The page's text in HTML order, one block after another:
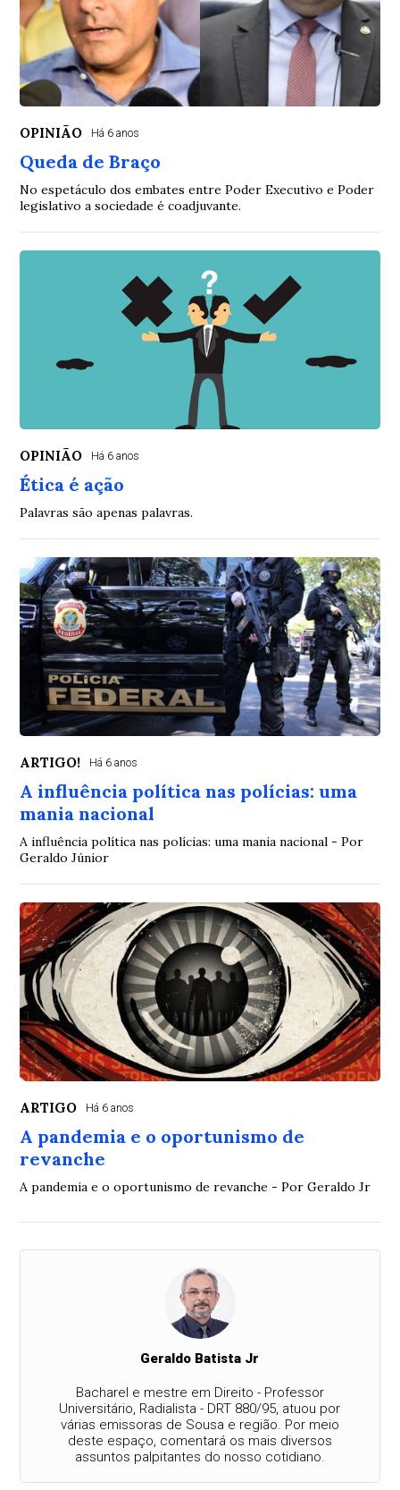
OPINIÃO Há 6 anos
Queda de Braço
No espetáculo dos embates entre Poder Executivo e Poder
legislativo a sociedade é coadjuvante.
OPINIÃO Há 6 anos
Ética é ação
Palavras são apenas palavras.
ARTIGO! Há 6 anos
A influência política nas polícias: uma
mania nacional
A influência política nas polícias: uma mania nacional - Por
Geraldo Júnior
ARTIGO Há 6 anos
A pandemia e o oportunismo de
revanche
A pandemia e o oportunismo de revanche - Por Geraldo Jr
Geraldo Batista Jr
Bacharel e mestre em Direito - Professor
Universitário, Radialista - DRT 880/95, atuou por
várias emissoras de Sousa e região. Por meio
deste espaço, comentará os mais diversos
assuntos palpitantes do nosso cotidiano.